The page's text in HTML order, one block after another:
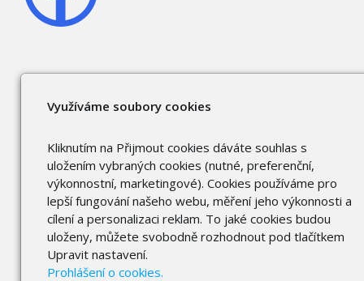
Využíváme soubory cookies
Kliknutím na Přijmout cookies dáváte souhlas s
uložením vybraných cookies (nutné, preferenční,
výkonnostní, marketingové). Cookies používáme pro
lepší fungování našeho webu, měření jeho výkonnosti a
cílení a personalizaci reklam. To jaké cookies budou
uloženy, můžete svobodně rozhodnout pod tlačítkem
Upravit nastavení.
Prohlášení o cookies.